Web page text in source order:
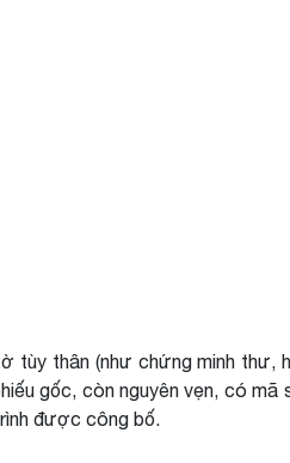
tùy thân (như chứng minh thư,
gốc, còn nguyên vẹn, có mã
được công bố.